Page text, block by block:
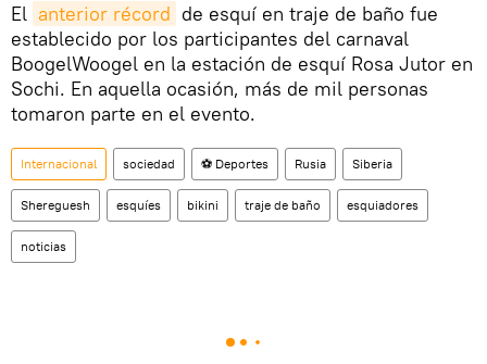
El anterior récord de esquí en traje de baño fue
establecido por los participantes del carnaval
BoogelWoogel en la estación de esquí Rosa Jutor en
Sochi. En aquella ocasión, más de mil personas
tomaron parte en el evento.
Internacional sociedad ⚽ Deportes Rusia Siberia
Shereguesh esquíes bikini traje de baño esquiadores
noticias